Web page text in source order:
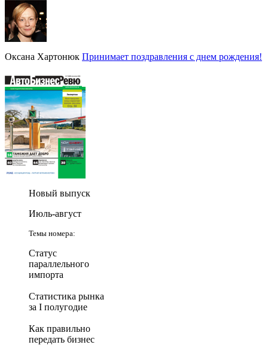
Оксана Хартонюк Принимает поздравления с днем рождения!
Новый выпуск
Июль-август
Темы номера:
Статус
параллельного
импорта
Статистика рынка
за I полугодие
Как правильно
передать бизнес